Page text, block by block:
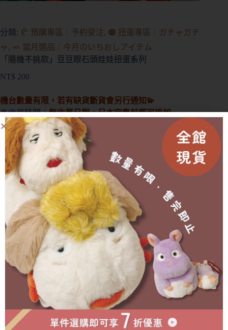
分類: 🥐 預購專區┊予約受注, 🟠 扭蛋專區┊ガチャガチ
ャ , 🧈 當月選品┊今月のいちおしアイテム
「隨機不挑款」豆豆眼石頭娃娃扭蛋系列
NT$ 200
機台數量有限，若有缺貨斷貨會另行通知💫
🎐收單時間：無收單日期，日本完售前都可追加
🥐 預購商品2-3週(不含假日)，能等待的菠友們再進行訂
購(提前或延後都會另行通知)
🥐 外盒在運送中多少會有碰撞/碎裂等狀況發生，不會影
響商品本身🙇‍♀️
有需要協助的地方歡迎私訊官方賴詢問🫶🏻
成為會員即可享有折扣！
已售完